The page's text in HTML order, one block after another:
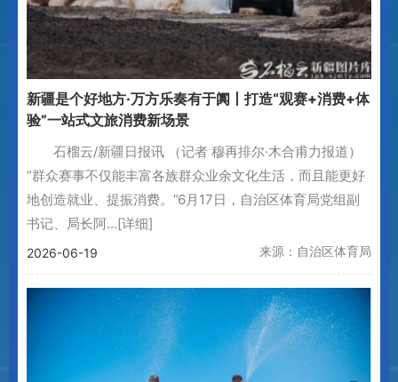
新疆是个好地方·万方乐奏有于阗丨打造“观赛+消费+体
验”一站式文旅消费新场景
石榴云/新疆日报讯 （记者 穆再排尔·木合甫力报道）
“群众赛事不仅能丰富各族群众业余文化生活，而且能更好
地创造就业、提振消费。”6月17日，自治区体育局党组副
书记、局长阿...[详细]
2026-06-19 来源：自治区体育局